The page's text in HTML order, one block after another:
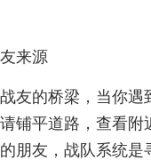
来源
友的桥梁，当你
铺平道路，查看
朋友，战队系统